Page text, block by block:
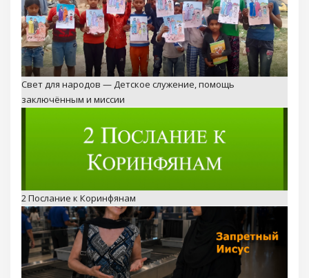
Свет для народов — Детское служение, помощь
заключённым и миссии
2 Послание к Коринфянам
Запретный Иисус (Стэн и Лана — Иисус без границ)